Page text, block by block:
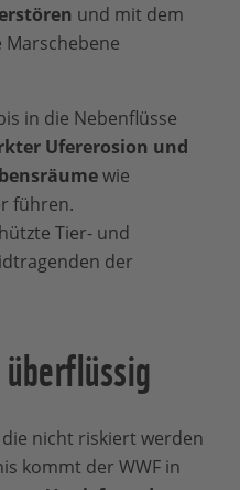
und mit dem
Marschebene
in die Nebenflüsse
Ufererosion und
wie
führen.
Tier- und
der
nicht riskiert werden
kommt der WWF in